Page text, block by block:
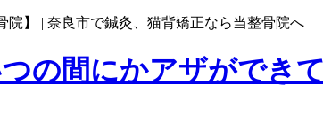
院】 | 奈良市で鍼灸、猫背矯正なら当整骨院へ